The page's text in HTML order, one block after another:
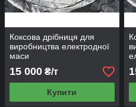
Коксова дрібниця для
виробництва електродної
маси
15 000 ₴/т
Купити